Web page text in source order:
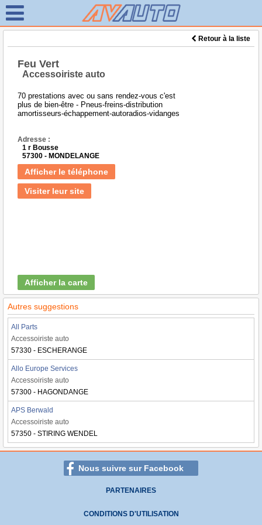
Retour à la liste
Feu Vert
Accessoiriste auto
70 prestations avec ou sans rendez-vous c'est
plus de bien-être - Pneus-freins-distribution
amortisseurs-échappement-autoradios-vidanges
Adresse :
1 r Bousse
57300 - MONDELANGE
Afficher le téléphone
Visiter leur site
Afficher la carte
Autres suggestions
All Parts
Accessoiriste auto
57330 - ESCHERANGE
Allo Europe Services
Accessoiriste auto
57300 - HAGONDANGE
APS Berwald
Accessoiriste auto
57350 - STIRING WENDEL
Nous suivre sur Facebook
PARTENAIRES
CONDITIONS D'UTILISATION